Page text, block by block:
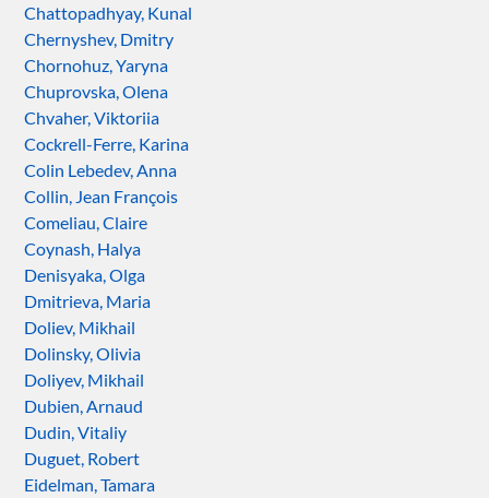
Chattopadhyay, Kunal
Chernyshev, Dmitry
Chornohuz, Yaryna
Chuprovska, Olena
Chvaher, Viktoriia
Cockrell-Ferre, Karina
Colin Lebedev, Anna
Collin, Jean François
Comeliau, Claire
Coynash, Halya
Denisyaka, Olga
Dmitrieva, Maria
Doliev, Mikhail
Dolinsky, Olivia
Doliyev, Mikhail
Dubien, Arnaud
Dudin, Vitaliy
Duguet, Robert
Eidelman, Tamara